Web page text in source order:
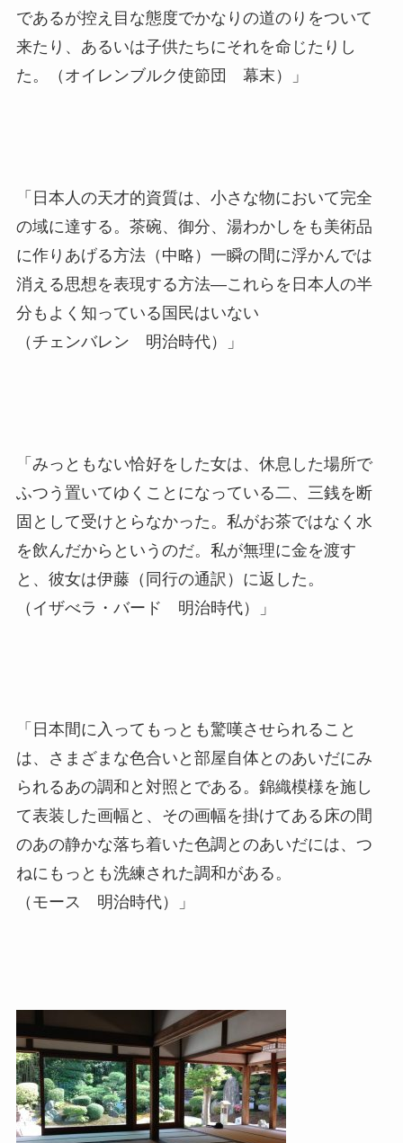
であるが控え目な態度でかなりの道のりをついて
来たり、あるいは子供たちにそれを命じたりし
た。（オイレンブルク使節団 幕末）」
「日本人の天才的資質は、小さな物において完全
の域に達する。茶碗、御分、湯わかしをも美術品
に作りあげる方法（中略）一瞬の間に浮かんでは
消える思想を表現する方法―これらを日本人の半
分もよく知っている国民はいない
（チェンバレン 明治時代）」
「みっともない恰好をした女は、休息した場所で
ふつう置いてゆくことになっている二、三銭を断
固として受けとらなかった。私がお茶ではなく水
を飲んだからというのだ。私が無理に金を渡す
と、彼女は伊藤（同行の通訳）に返した。
（イザべラ・バード 明治時代）」
「日本間に入ってもっとも驚嘆させられること
は、さまざまな色合いと部屋自体とのあいだにみ
られるあの調和と対照とである。錦織模様を施し
て表装した画幅と、その画幅を掛けてある床の間
のあの静かな落ち着いた色調とのあいだには、つ
ねにもっとも洗練された調和がある。
（モース 明治時代）」